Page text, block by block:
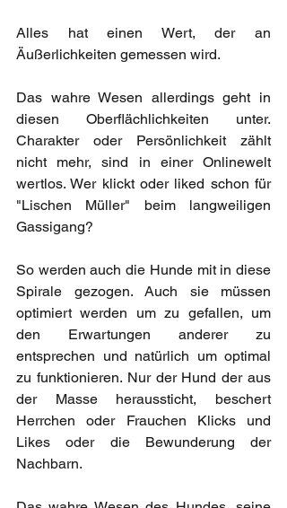
Alles hat einen Wert, der an
Äußerlichkeiten gemessen wird.
Das wahre Wesen allerdings geht in
diesen Oberflächlichkeiten unter.
Charakter oder Persönlichkeit zählt
nicht mehr, sind in einer Onlinewelt
wertlos. Wer klickt oder liked schon für
"Lischen Müller" beim langweiligen
Gassigang?
So werden auch die Hunde mit in diese
Spirale gezogen. Auch sie müssen
optimiert werden um zu gefallen, um
den Erwartungen anderer zu
entsprechen und natürlich um optimal
zu funktionieren. Nur der Hund der aus
der Masse heraussticht, beschert
Herrchen oder Frauchen Klicks und
Likes oder die Bewunderung der
Nachbarn.